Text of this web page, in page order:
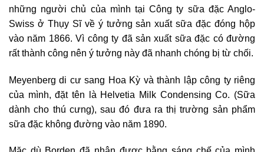
những người chủ của mình tại Công ty sữa đặc Anglo-
Swiss ở Thụy Sĩ về ý tưởng sản xuất sữa đặc đóng hộp
vào năm 1866. Vì công ty đã sản xuất sữa đặc có đường
rất thành công nên ý tưởng này đã nhanh chóng bị từ chối.
Meyenberg di cư sang Hoa Kỳ và thành lập công ty riêng
của mình, đặt tên là Helvetia Milk Condensing Co. (Sữa
dành cho thú cưng), sau đó đưa ra thị trường sản phẩm
sữa đặc không đường vào năm 1890.